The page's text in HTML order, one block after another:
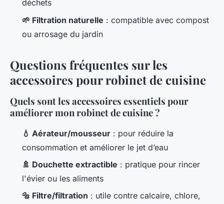
déchets
🌱 Filtration naturelle : compatible avec compost
ou arrosage du jardin
Questions fréquentes sur les
accessoires pour robinet de cuisine
Quels sont les accessoires essentiels pour
améliorer mon robinet de cuisine ?
💧 Aérateur/mousseur : pour réduire la
consommation et améliorer le jet d’eau
🚿 Douchette extractible : pratique pour rincer
l'évier ou les aliments
🔩 Filtre/filtration : utile contre calcaire, chlore,